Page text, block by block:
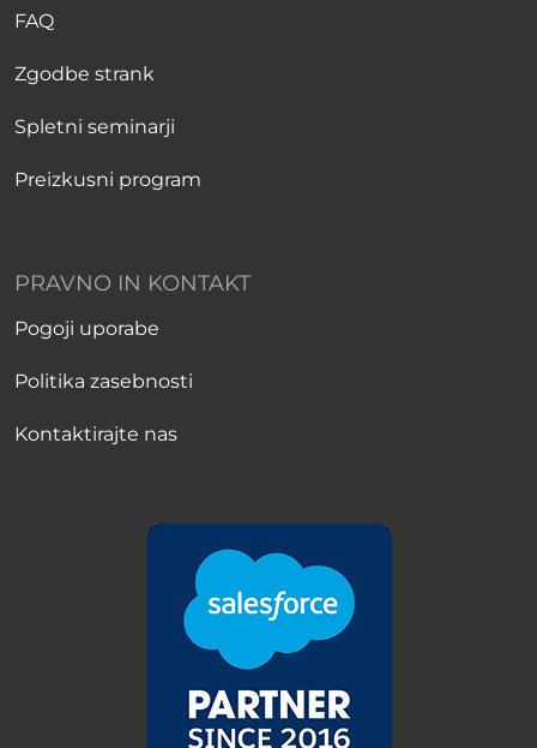
FAQ
Zgodbe strank
Spletni seminarji
Preizkusni program
PRAVNO IN KONTAKT
Pogoji uporabe
Politika zasebnosti
Kontaktirajte nas